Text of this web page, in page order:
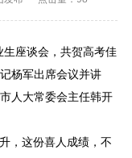
座谈会，共贺高考佳
杨军出席会议并讲
人大常委会主任韩开
，这份喜人成绩，不